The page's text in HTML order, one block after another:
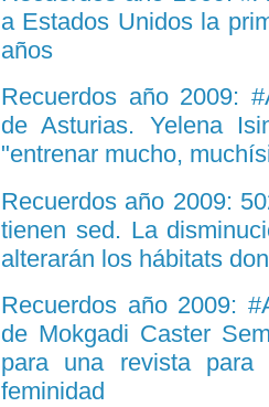
a Estados Unidos la
años
Recuerdos año 2009:
de Asturias. Yelena
"entrenar mucho,
Recuerdos año 2009:
tienen sed. La
alterarán los hábitats
Recuerdos año 2009:
de Mokgadi Caster
para una revista para
feminidad